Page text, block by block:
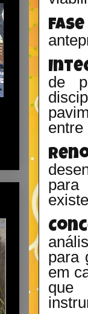
de
entre
para
para
em
que